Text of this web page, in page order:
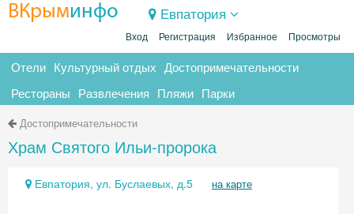
ВКрыминфо Евпатория
Вход Регистрация Избранное Просмотры
Отели Культурный отдых Достопримечательности
Рестораны Развлечения Пляжи Парки
Достопримечательности
Храм Святого Ильи-пророка
Евпатория, ул. Буслаевых, д.5 на карте